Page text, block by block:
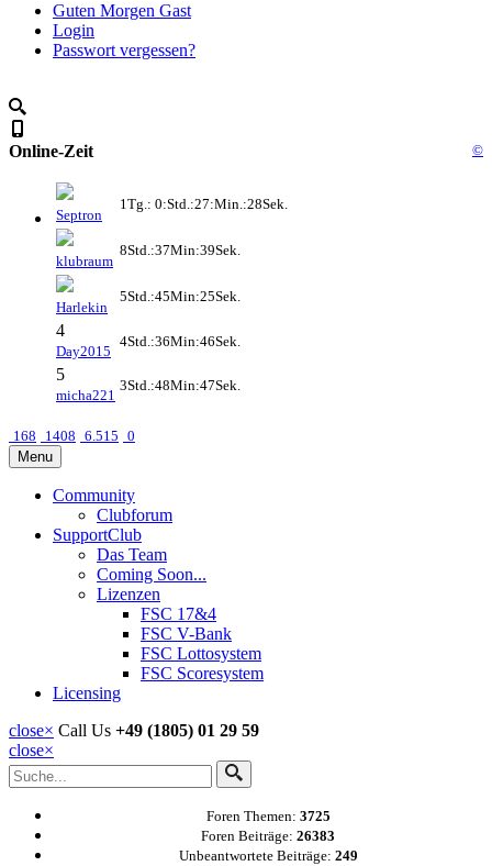
Guten Morgen Gast
Login
Passwort vergessen?
Online-Zeit ©
Septron
1Tg.: 0:Std.:27:Min.:28Sek.
klubraum
8Std.:37Min:39Sek.
Harlekin
5Std.:45Min:25Sek.
4
Day2015
4Std.:36Min:46Sek.
5
micha221
3Std.:48Min:47Sek.
168 1408 6.515 0
Menu
Community
Clubforum
SupportClub
Das Team
Coming Soon...
Lizenzen
FSC 17&4
FSC V-Bank
FSC Lottosystem
FSC Scoresystem
Licensing
close× Call Us +49 (1805) 01 29 59
close×
Foren Themen: 3725
Foren Beiträge: 26383
Unbeantwortete Beiträge: 249